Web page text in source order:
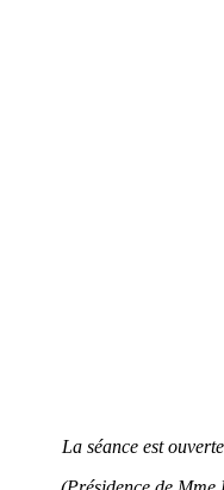
La séance est